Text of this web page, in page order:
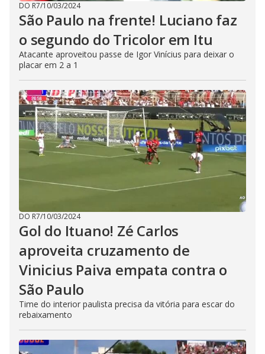
DO R7/10/03/2024
São Paulo na frente! Luciano faz
o segundo do Tricolor em Itu
Atacante aproveitou passe de Igor Vinícius para deixar o
placar em 2 a 1
DO R7/10/03/2024
Gol do Ituano! Zé Carlos
aproveita cruzamento de
Vinicius Paiva empata contra o
São Paulo
Time do interior paulista precisa da vitória para escar do
rebaixamento